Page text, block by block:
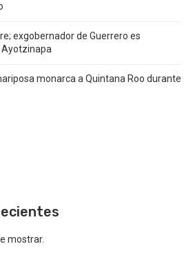
exgobernador de Guerrero es
Ayotzinapa
monarca a Quintana Roo durante
mostrar.